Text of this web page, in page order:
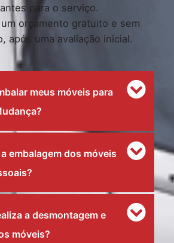
para o serviço.
um orçamento gratuito e sem
após uma avaliação inicial.
meus móveis para
embalagem dos móveis
a desmontagem e
móveis?